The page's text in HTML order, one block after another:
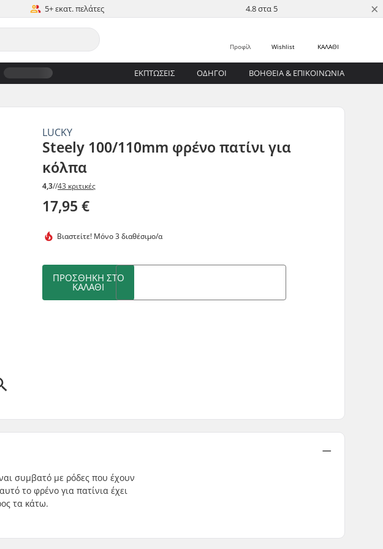
5+ εκατ. πελάτες 4.8 στα 5 ×
ΚΑΛΑΘΙ
Wishlist
Προφίλ
ΕΚΠΤΩΣΕΙΣ ΟΔΗΓΟΊ ΒΟΉΘΕΙΑ & ΕΠΙΚΟΙΝΩΝΊΑ
LUCKY
Steely 100/110mm φρένο πατίνι για
κόλπα
4,3//43 κριτικές
17,95 €
Βιαστείτε! Μόνο 3 διαθέσιμο/α
ΠΡΟΣΘΉΚΗ ΣΤΟ
ΚΑΛΆΘΙ
συμβατό με ρόδες που έχουν
το φρένο για πατίνια έχει
τα κάτω.